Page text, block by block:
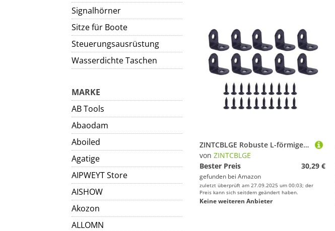
Signalhörner
Sitze für Boote
Steuerungsausrüstung
Wasserdichte Taschen
MARKE
AB Tools
Abaodam
Aboiled
Agatige
AIPWEYT Store
AISHOW
Akozon
ALLOMN
ZINTCBLGE Robuste L-förmige Eckwinkel, 20 X 20 Mm, Edelstahl Und Schwarzes Eisen, Mit Schrauben – 10/20 Sets for Kleiderschrank/Wand/90°-Befestigung(Black-10set)
von ZINTCBLGE
Bester Preis
30,29 €
gefunden bei Amazon
zuletzt überprüft am 27.09.2025 um 00:03; der
Preis kann sich seitdem geändert haben.
Keine weiteren Anbieter